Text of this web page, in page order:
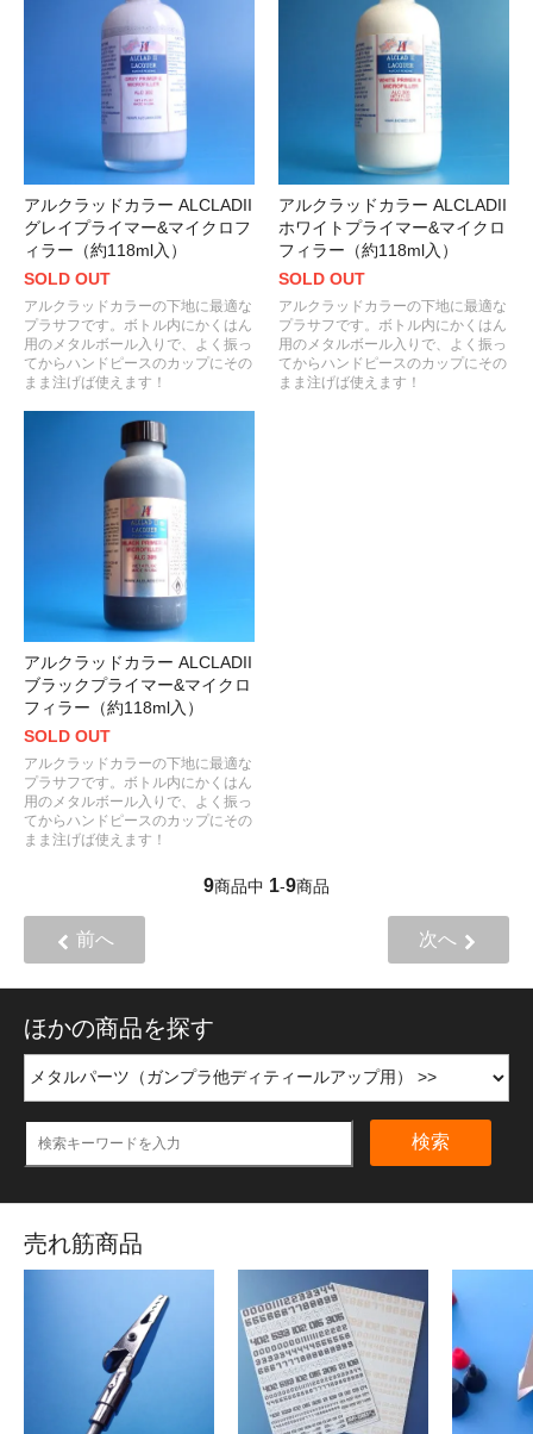
アルクラッドカラー ALCLADII
グレイプライマー&マイクロフ
ィラー（約118ml入）
SOLD OUT
アルクラッドカラーの下地に最適な
プラサフです。ボトル内にかくはん
用のメタルボール入りで、よく振っ
てからハンドピースのカップにその
まま注げば使えます！
アルクラッドカラー ALCLADII
ホワイトプライマー&マイクロ
フィラー（約118ml入）
SOLD OUT
アルクラッドカラーの下地に最適な
プラサフです。ボトル内にかくはん
用のメタルボール入りで、よく振っ
てからハンドピースのカップにその
まま注げば使えます！
アルクラッドカラー ALCLADII
ブラックプライマー&マイクロ
フィラー（約118ml入）
SOLD OUT
アルクラッドカラーの下地に最適な
プラサフです。ボトル内にかくはん
用のメタルボール入りで、よく振っ
てからハンドピースのカップにその
まま注げば使えます！
9商品中 1-9商品
前へ 次へ
ほかの商品を探す
検索
売れ筋商品